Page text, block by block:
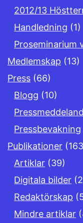
2012/13
Handledning (1)
Proseminarium
Medlemskap (13)
Press (66)
Blogg (10)
Pressbevakning
Publikationer
Artiklar (39)
Digitala bilder
Redaktörskap
Mindre artiklar